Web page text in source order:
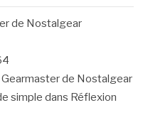
de Nostalgear
Gearmaster de Nostalgear
simple dans Réflexion